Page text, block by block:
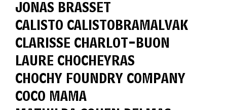
JONAS BRASSET
CALISTO CALISTOBRAMALVAK
CLARISSE CHARLOT-BUON
LAURE CHOCHEYRAS
CHOCHY FOUNDRY COMPANY
COCO MAMA